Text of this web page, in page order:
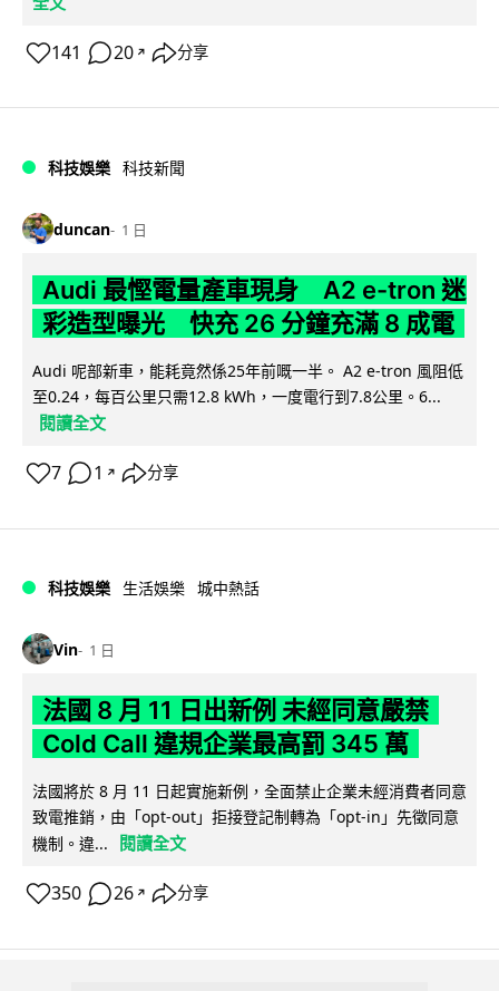
141 20 ↗ 分享
科技娛樂 科技新聞
duncan 1 日
Audi 最慳電量產車現身 A2 e-tron 迷
彩造型曝光 快充 26 分鐘充滿 8 成電
Audi 呢部新車，能耗竟然係25年前嘅一半。 A2 e-tron 風阻低
至0.24，每百公里只需12.8 kWh，一度電行到7.8公里。6...
閱讀全文
7 1 ↗ 分享
科技娛樂 生活娛樂 城中熱話
Vin 1 日
法國 8 月 11 日出新例 未經同意嚴禁
Cold Call 違規企業最高罰 345 萬
法國將於 8 月 11 日起實施新例，全面禁止企業未經消費者同意
致電推銷，由「opt-out」拒接登記制轉為「opt-in」先徵同意
機制。違...
閱讀全文
350 26 ↗ 分享